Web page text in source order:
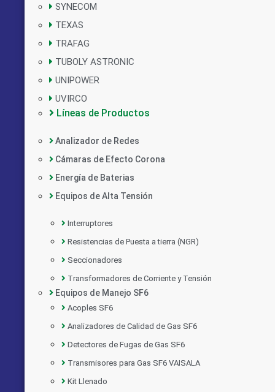
SYNECOM
TEXAS
TRAFAG
TUBOLY ASTRONIC
UNIPOWER
UVIRCO
Líneas de Productos
Analizador de Redes
Cámaras de Efecto Corona
Energía de Baterias
Equipos de Alta Tensión
Interruptores
Resistencias de Puesta a tierra (NGR)
Seccionadores
Transformadores de Corriente y Tensión
Equipos de Manejo SF6
Acoples SF6
Analizadores de Calidad de Gas SF6
Detectores de Fugas de Gas SF6
Transmisores para Gas SF6 VAISALA
Kit Llenado